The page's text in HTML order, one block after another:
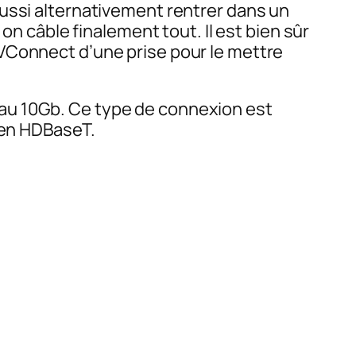
alternativement rentrer dans un
câble finalement tout. Il est bien sûr
d’une prise pour le mettre
10Gb. Ce type de connexion est
HDBaseT.